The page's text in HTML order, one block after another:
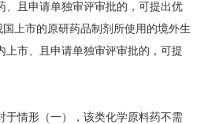
、且申请单独审评审批的，可提出优
上市的原研药品制剂所使用的境外生
上市、且申请单独审评审批的，可提
情形（一），该类化学原料药不需